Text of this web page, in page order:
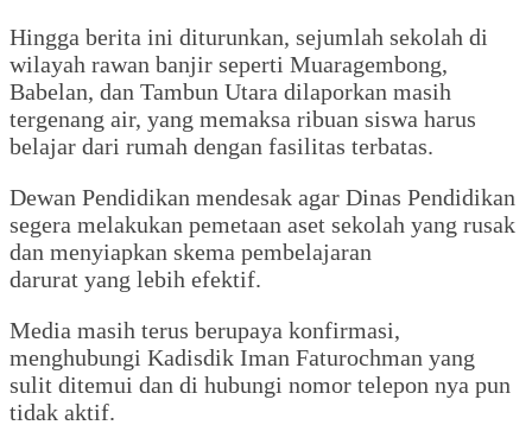
Hingga berita ini diturunkan, sejumlah sekolah di
wilayah rawan banjir seperti Muaragembong,
Babelan, dan Tambun Utara dilaporkan masih
tergenang air, yang memaksa ribuan siswa harus
belajar dari rumah dengan fasilitas terbatas.
Dewan Pendidikan mendesak agar Dinas Pendidikan
segera melakukan pemetaan aset sekolah yang rusak
dan menyiapkan skema pembelajaran
darurat yang lebih efektif.
Media masih terus berupaya konfirmasi,
menghubungi Kadisdik Iman Faturochman yang
sulit ditemui dan di hubungi nomor telepon nya pun
tidak aktif.